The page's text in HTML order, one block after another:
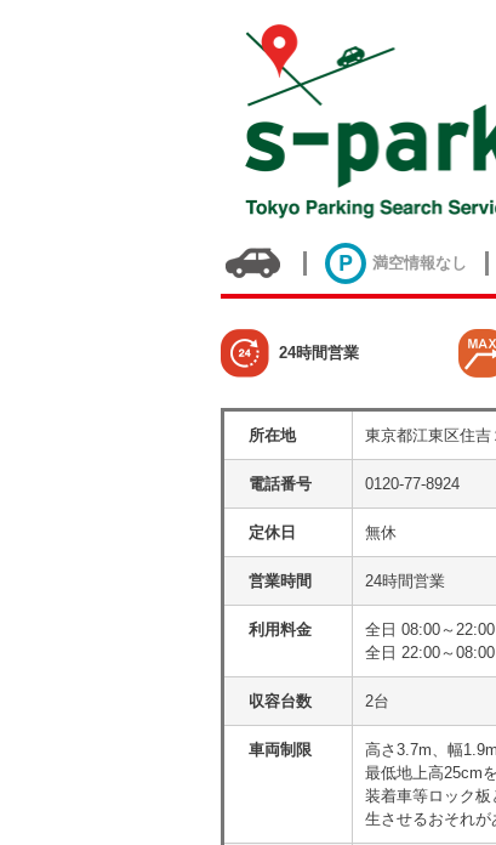
満空情報なし
24時間営業
所在地 東京都江東区住
電話番号 0120-77-8924
定休日 無休
営業時間 24時間営業
利用料金
全日 08:00～
全日 22:00～
収容台数 2台
車両制限
高さ3.7m、幅
最低地上高25cm
装着車等ロック
生させるおそれ